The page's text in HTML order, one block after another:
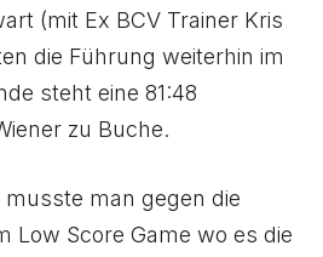
(mit Ex BCV Trainer Kris
die Führung weiterhin im
steht eine 81:48
zu Buche.
musste man gegen die
Low Score Game wo es die